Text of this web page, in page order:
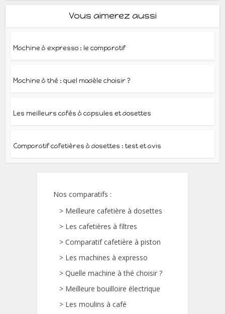
Vous aimerez aussi
Machine à expresso : le comparatif
Machine à thé : quel modèle choisir ?
Les meilleurs cafés à capsules et dosettes
Comparatif cafetières à dosettes : test et avis
Nos comparatifs :
> Meilleure cafetière à dosettes
> Les cafetières à filtres
> Comparatif cafetière à piston
> Les machines à expresso
> Quelle machine à thé choisir ?
> Meilleure bouilloire électrique
> Les moulins à café